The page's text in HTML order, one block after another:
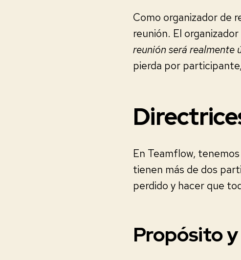
Como organizador de
reunión. El
reunión será
pierda por
En Teamflow,
tienen más de dos
perdido y hacer que
Propósito